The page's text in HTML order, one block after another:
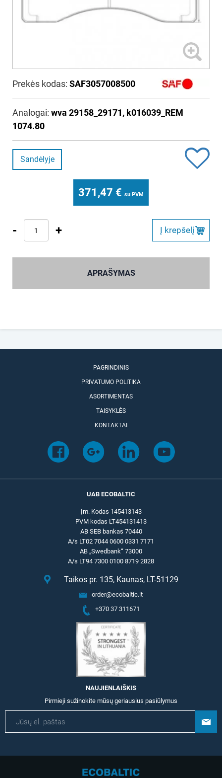
Prekės kodas: SAF3057008500
Analogai: wva 29158_29171, k016039_REM
1074.80
Sandėlyje
371,47 € su PVM
- + Į krepšelį
APRAŠYMAS
PAGRINDINIS
PRIVATUMO POLITIKA
ASORTIMENTAS
TAISYKLĖS
KONTAKTAI
UAB ECOBALTIC
Įm. Kodas 145413143
PVM kodas LT454131413
AB SEB bankas 70440
A/s LT02 7044 0600 0331 7171
AB „Swedbank“ 73000
A/s LT94 7300 0100 8719 2828
Taikos pr. 135, Kaunas, LT-51129
order@ecobaltic.lt
+370 37 311671
NAUJIENLAIŠKIS
Pirmieji sužinokite mūsų geriausius pasiūlymus